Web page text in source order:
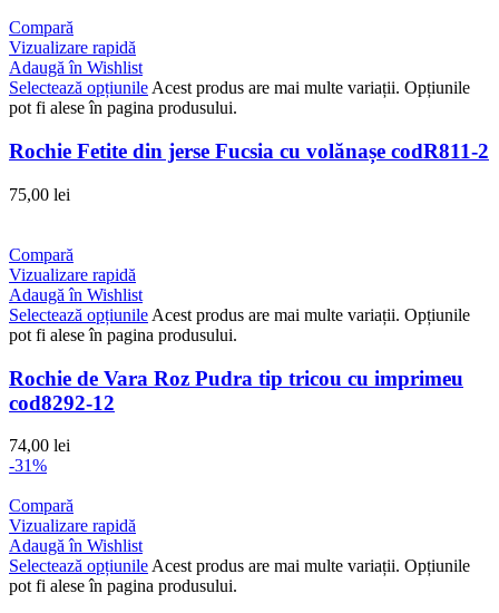
Compară
Vizualizare rapidă
Adaugă în Wishlist
Selectează opțiunileAcest produs are mai multe variații. Opțiunile
pot fi alese în pagina produsului.
Rochie Fetite din jerse Fucsia cu volănașe codR811-2
75,00 lei
Compară
Vizualizare rapidă
Adaugă în Wishlist
Selectează opțiunile Acest produs are mai multe variații. Opțiunile
pot fi alese în pagina produsului.
Rochie de Vara Roz Pudra tip tricou cu imprimeu
cod8292-12
74,00 lei
-31%
Compară
Vizualizare rapidă
Adaugă în Wishlist
Selectează opțiunile Acest produs are mai multe variații. Opțiunile
pot fi alese în pagina produsului.